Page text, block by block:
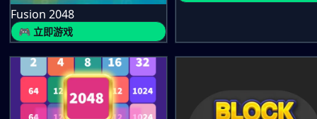
Fusion 2048
🎮 立即游戏